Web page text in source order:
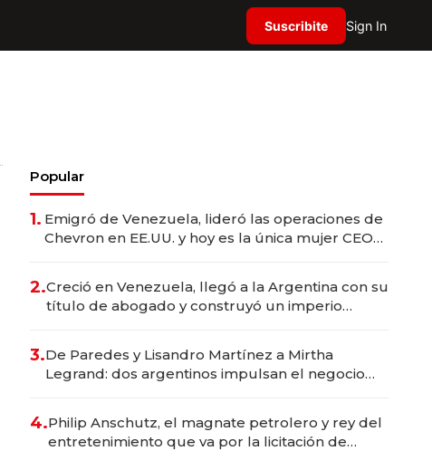
Suscribite Sign In
Popular
1. Emigró de Venezuela, lideró las operaciones de
Chevron en EE.UU. y hoy es la única mujer CEO
2.Creció en Venezuela, llegó a la Argentina con su
título de abogado y construyó un imperio
3.De Paredes y Lisandro Martínez a Mirtha
Legrand: dos argentinos impulsan el negocio
4.Philip Anschutz, el magnate petrolero y rey del
entretenimiento que va por la licitación de